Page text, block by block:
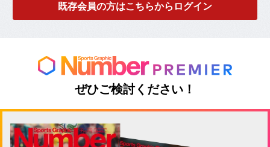
既存会員の方はこちらからログイン
ぜひご検討ください！